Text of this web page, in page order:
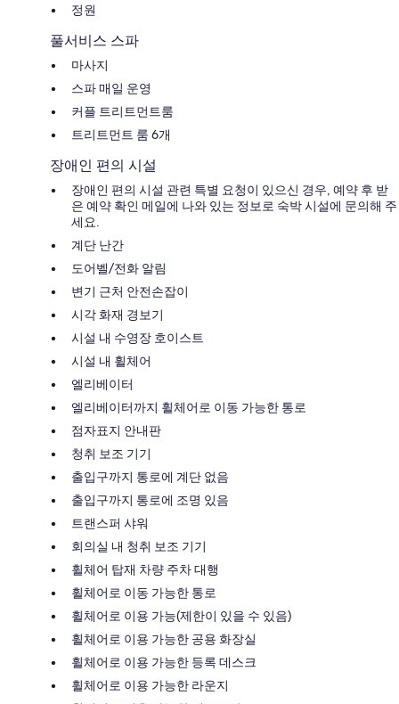
정원
풀서비스 스파
마사지
스파 매일 운영
커플 트리트먼트룸
트리트먼트 룸 6개
장애인 편의 시설
장애인 편의 시설 관련 특별 요청이 있으신 경우, 예약 후 받
은 예약 확인 메일에 나와 있는 정보로 숙박 시설에 문의해 주
세요.
계단 난간
도어벨/전화 알림
변기 근처 안전손잡이
시각 화재 경보기
시설 내 수영장 호이스트
시설 내 휠체어
엘리베이터
엘리베이터까지 휠체어로 이동 가능한 통로
점자표지 안내판
청취 보조 기기
출입구까지 통로에 계단 없음
출입구까지 통로에 조명 있음
트랜스퍼 샤워
회의실 내 청취 보조 기기
휠체어 탑재 차량 주차 대행
휠체어로 이동 가능한 통로
휠체어로 이용 가능(제한이 있을 수 있음)
휠체어로 이용 가능한 공용 화장실
휠체어로 이용 가능한 등록 데스크
휠체어로 이용 가능한 라운지